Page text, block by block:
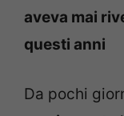
aveva mai
questi anni
Da pochi